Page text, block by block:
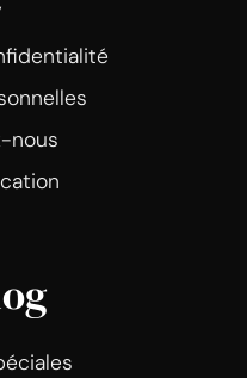
nous